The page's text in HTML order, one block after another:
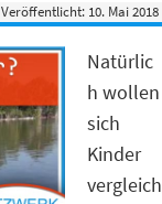
Veröffentlicht: 10. Mai 2018
Natürlic
h wollen
sich
Kinder
vergleich